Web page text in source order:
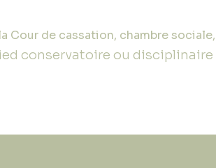
Cour de cassation, chambre
conservatoire ou disciplinaire